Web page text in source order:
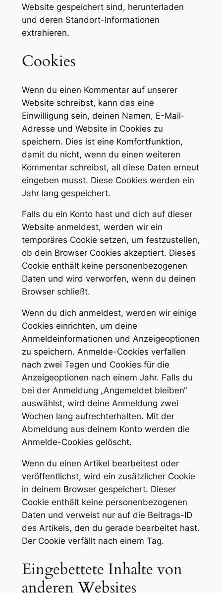
Website gespeichert sind, herunterladen
und deren Standort-Informationen
extrahieren.
Cookies
Wenn du einen Kommentar auf unserer
Website schreibst, kann das eine
Einwilligung sein, deinen Namen, E-Mail-
Adresse und Website in Cookies zu
speichern. Dies ist eine Komfortfunktion,
damit du nicht, wenn du einen weiteren
Kommentar schreibst, all diese Daten erneut
eingeben musst. Diese Cookies werden ein
Jahr lang gespeichert.
Falls du ein Konto hast und dich auf dieser
Website anmeldest, werden wir ein
temporäres Cookie setzen, um festzustellen,
ob dein Browser Cookies akzeptiert. Dieses
Cookie enthält keine personenbezogenen
Daten und wird verworfen, wenn du deinen
Browser schließt.
Wenn du dich anmeldest, werden wir einige
Cookies einrichten, um deine
Anmeldeinformationen und Anzeigeoptionen
zu speichern. Anmelde-Cookies verfallen
nach zwei Tagen und Cookies für die
Anzeigeoptionen nach einem Jahr. Falls du
bei der Anmeldung „Angemeldet bleiben“
auswählst, wird deine Anmeldung zwei
Wochen lang aufrechterhalten. Mit der
Abmeldung aus deinem Konto werden die
Anmelde-Cookies gelöscht.
Wenn du einen Artikel bearbeitest oder
veröffentlichst, wird ein zusätzlicher Cookie
in deinem Browser gespeichert. Dieser
Cookie enthält keine personenbezogenen
Daten und verweist nur auf die Beitrags-ID
des Artikels, den du gerade bearbeitet hast.
Der Cookie verfällt nach einem Tag.
Eingebettete Inhalte von
anderen Websites